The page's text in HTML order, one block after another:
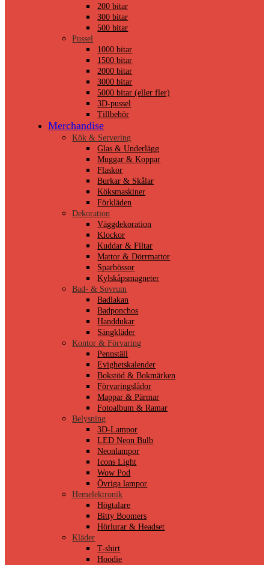
200 bitar
300 bitar
500 bitar
Pussel
1000 bitar
1500 bitar
2000 bitar
3000 bitar
5000 bitar (eller fler)
3D-pussel
Tillbehör
Merchandise
Kök & Servering
Glas & Underlägg
Muggar & Koppar
Flaskor
Burkar & Skålar
Köksmaskiner
Förkläden
Dekoration
Väggdekoration
Klockor
Kuddar & Filtar
Mattor & Dörrmattor
Sparbössor
Kylskåpsmagneter
Bad- & Sovrum
Badlakan
Badponchos
Handdukar
Sängkläder
Kontor & Förvaring
Pennställ
Evighetskalender
Bokstöd & Bokmärken
Förvaringslådor
Mappar & Pärmar
Fotoalbum & Ramar
Belysning
3D-Lampor
LED Neon Bulb
Neonlampor
Icons Light
Wow Pod
Övriga lampor
Hemelektronik
Högtalare
Bitty Boomers
Hörlurar & Headset
Kläder
T-shirt
Hoodie